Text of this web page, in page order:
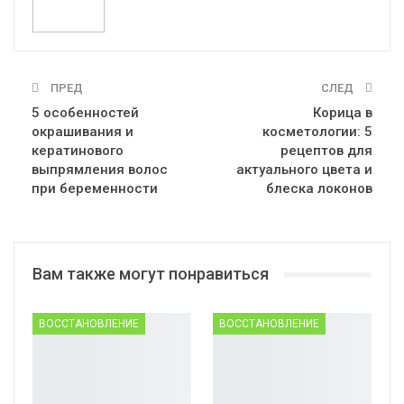
ПРЕД
5 особенностей
окрашивания и
кератинового
выпрямления волос
при беременности
СЛЕД
Корица в
косметологии: 5
рецептов для
актуального цвета и
блеска локонов
Вам также могут понравиться
ВОССТАНОВЛЕНИЕ ВОССТАНОВЛЕНИЕ